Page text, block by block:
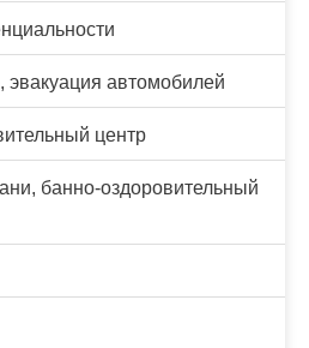
автомобилей
центр
банно-оздоровительный